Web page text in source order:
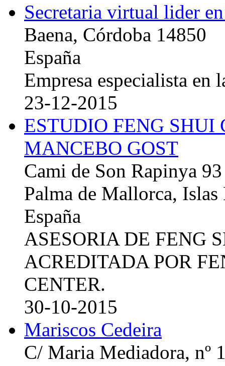
Secretaria virtual lider
Baena, Córdoba 14850
España
Empresa especialista en
23-12-2015
ESTUDIO FENG
MANCEBO GOST
Cami de Son Rapinya 93
Palma de Mallorca, Islas
España
ASESORIA DE FENG
ACREDITADA POR
CENTER.
30-10-2015
Mariscos Cedeira
C/ Maria Mediadora, nº